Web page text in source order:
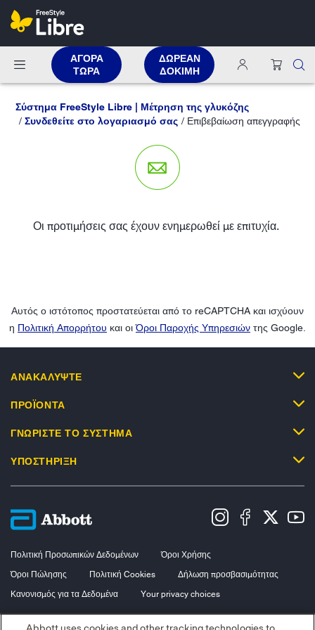
ΑΓΟΡΑ
ΤΩΡΑ
ΔΩΡΕΑΝ
ΔΟΚΙΜΗ
Σύστημα FreeStyle Libre | Μέτρηση της γλυκόζης
Συνδεθείτε στο λογαριασμό σας
Επιβεβαίωση απεγγραφής
Οι προτιμήσεις σας έχουν ενημερωθεί με επιτυχία.
Αυτός ο ιστότοπος προστατεύεται από το reCAPTCHA και ισχύουν
η Πολιτική Απορρήτου και οιΌροι Παροχής Υπηρεσιών της Google.
ΑΝΑΚΑΛΥΨΤΕ
ΠΡΟΪΟΝΤΑ
ΓΝΩΡΙΣΤΕ ΤΟ ΣΥΣΤΗΜΑ
ΥΠΟΣΤΗΡΙΞΗ
Πολιτική Προσωπικών Δεδομένων
Όροι Χρήσης
Όροι Πώλησης
Πολιτική Cookies
Δήλωση προσβασιμότητας
Κανονισμός για τα Δεδομένα
Your privacy choices